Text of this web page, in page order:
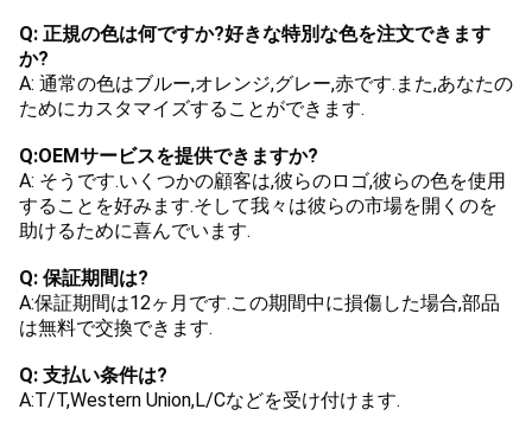
Q: 正規の色は何ですか?好きな特別な色を注文できます
か?
A: 通常の色はブルー,オレンジ,グレー,赤です.また,あなたの
ためにカスタマイズすることができます.
Q:OEMサービスを提供できますか?
A: そうです.いくつかの顧客は,彼らのロゴ,彼らの色を使用
することを好みます.そして我々は彼らの市場を開くのを
助けるために喜んでいます.
Q: 保証期間は?
A:保証期間は12ヶ月です.この期間中に損傷した場合,部品
は無料で交換できます.
Q: 支払い条件は?
A:T/T,Western Union,L/Cなどを受け付けます.